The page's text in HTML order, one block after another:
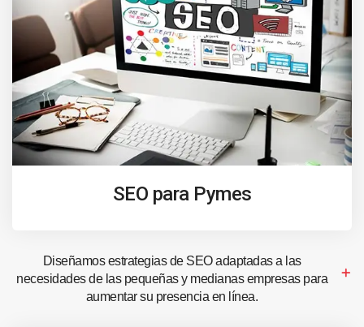
SEO para Pymes
Diseñamos estrategias de SEO adaptadas a las
necesidades de las pequeñas y medianas empresas para
aumentar su presencia en línea.